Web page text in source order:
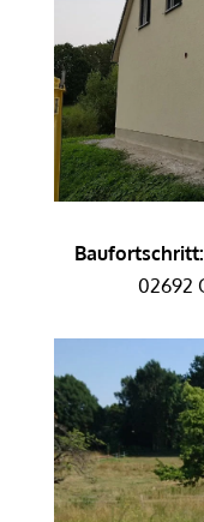
Baufortschritt:
02692